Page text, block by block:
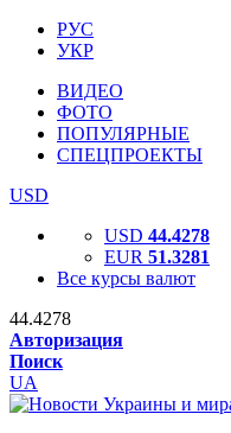
РУС
УКР
ВИДЕО
ФОТО
ПОПУЛЯРНЫЕ
СПЕЦПРОЕКТЫ
USD
USD 44.4278
EUR 51.3281
Все курсы валют
44.4278
Авторизация
Поиск
UA